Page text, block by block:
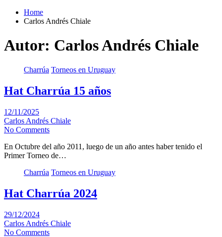
Home
Carlos Andrés Chiale
Autor: Carlos Andrés Chiale
Charrúa Torneos en Uruguay
Hat Charrúa 15 años
12/11/2025
Carlos Andrés Chiale
No Comments
En Octubre del año 2011, luego de un año antes haber tenido el
Primer Torneo de…
Charrúa Torneos en Uruguay
Hat Charrúa 2024
29/12/2024
Carlos Andrés Chiale
No Comments